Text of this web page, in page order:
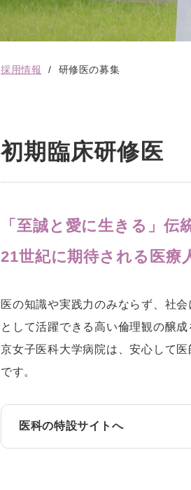
採用情報 研修医の募集
初期臨床研修医
「至誠と愛に生きる」伝
21世紀に期待される医療
医の知識や実践力のみならず、社
として活躍できる高い倫理観の醸
京女子医科大学病院は、安心して
です。
医科の特設サイトへ